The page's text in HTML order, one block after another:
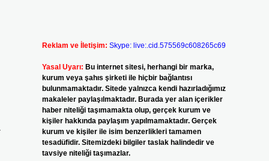
Reklam ve İletişim: Skype: live:.cid.575569c608265c69
Yasal Uyarı: Bu internet sitesi, herhangi bir marka,
kurum veya şahıs şirketi ile hiçbir bağlantısı
bulunmamaktadır. Sitede yalnızca kendi hazırladığımız
makaleler paylaşılmaktadır. Burada yer alan içerikler
haber niteliği taşımamakta olup, gerçek kurum ve
kişiler hakkında paylaşım yapılmamaktadır. Gerçek
kurum ve kişiler ile isim benzerlikleri tamamen
tesadüfidir. Sitemizdeki bilgiler taslak halindedir ve
tavsiye niteliği taşımazlar.